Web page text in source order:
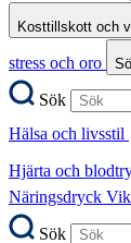
Kosttillskott och
stress och oro
Sök
Hälsa och livsstil
Hjärta och
Näringsdryck
Sök